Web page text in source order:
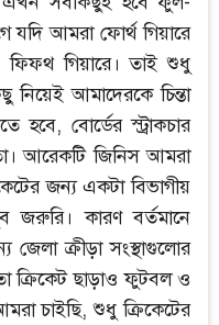
যদি আমরা ফোর্থ গিয়ারে
গিয়ারে। তাই শুধু
আমাদেরকে চিন্তা
হবে, বোর্ডের স্ট্রাকচার
আরেকটি জিনিস আমরা
জন্য একটা বিভাগীয়
জরুরি। কারণ বর্তমানে
ক্রীড়া সংস্থাগুলোর
ক্রিকেট ছাড়াও ফুটবল ও
চাইছি, শুধু ক্রিকেটের